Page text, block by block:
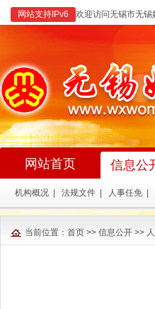
网站支持IPv6 欢迎访问无锡市无
网站首页 信息公
机构概况 法规文件 人事任免
当前位置： 首页 >> 信息公开 >>